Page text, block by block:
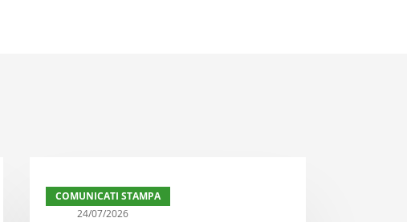
COMUNICATI STAMPA
regionale:
24/07/2026